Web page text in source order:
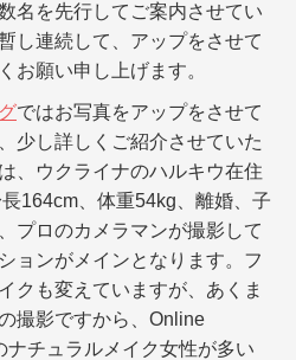
名を先行してご案内させてい
し連続して、アップをさせて
お願い申し上げます。
ではお写真をアップをさせて
少し詳しくご紹介させていた
、ウクライナのハルキウ在住
164cm、体重54kg、離婚、子
プロのカメラマンが撮影して
ョンがメインとなります。フ
クも変えていますが、あくま
撮影ですから、Online
ナチュラルメイク女性が多い